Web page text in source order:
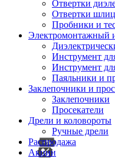
Отвертки
Отвертки
Пробники и
Электромонтажный
Инструмент
Инструмент
Паяльники и
Заклепочники и
Заклепочники
Просекатели
Дрели и коловороты
Ручные дрели
Распродажа
Акции